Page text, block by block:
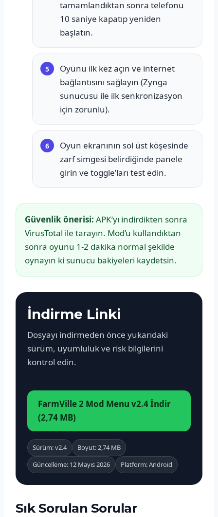
tamamlandıktan sonra telefonu
10 saniye kapatıp yeniden
başlatın.
Oyunu ilk kez açın ve internet
bağlantısını sağlayın (Zynga
sunucusu ile ilk senkronizasyon
için zorunlu).
Oyun ekranının sol üst köşesinde
zarf simgesi belirdiğinde panele
girin ve toggle’ları test edin.
Güvenlik önerisi: APK’yı indirdikten sonra
VirusTotal ile tarayın. Mod’u kullandıktan
sonra oyunu 1-2 dakika normal şekilde
oynayın ki sunucu bakiyeleri kaydetsin.
İndirme Linki
Dosyayı indirmeden önce yukarıdaki
sürüm, uyumluluk ve risk bilgilerini
kontrol edin.
FarmVille 2 Mod Menu v2.4 İndir
(2,74 MB)
Sürüm: v2.4
Boyut: 2,74 MB
Güncelleme: 12 Mayıs 2026
Platform: Android
Sık Sorulan Sorular